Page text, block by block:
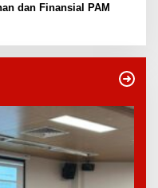
dan Finansial PAM